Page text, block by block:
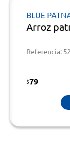
BLUE
Arroz
Referencia:
$79